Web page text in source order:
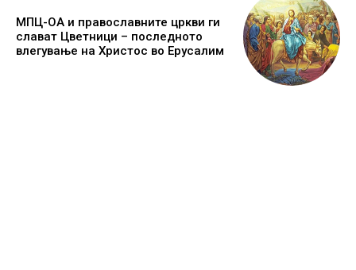
МПЦ-ОА и православните цркви ги
слават Цветници – последното
влегување на Христос во Ерусалим